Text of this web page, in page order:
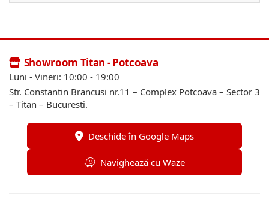
Showroom Titan - Potcoava
Luni - Vineri: 10:00 - 19:00
Str. Constantin Brancusi nr.11 – Complex Potcoava – Sector 3
– Titan – Bucuresti.
Deschide în Google Maps
Navighează cu Waze